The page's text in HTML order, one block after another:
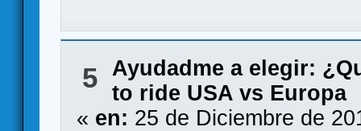
5
Ayudadme a elegir:
to ride USA vs Europa
« en: 25 de Diciembre de